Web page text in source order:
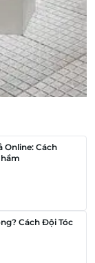
Online: Cách
Cách Đội Tóc